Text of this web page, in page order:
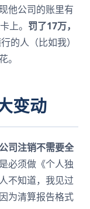
他公司的账里有
上。 罚了17万，
的人（比如我）
。
变动
司注销不需要全
必须做《个人独
不知道，我见过
为清算报告格式